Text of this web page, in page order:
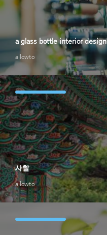
allowto
a glass bottle interior design
allowto
사찰